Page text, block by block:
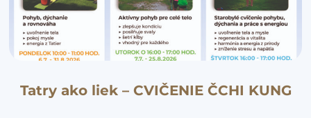
Tatry ako liek – CVIČENIE ČCHI KUNG